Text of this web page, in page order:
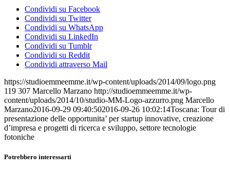
Condividi su Facebook
Condividi su Twitter
Condividi su WhatsApp
Condividi su LinkedIn
Condividi su Tumblr
Condividi su Reddit
Condividi attraverso Mail
https://studioemmeemme.it/wp-content/uploads/2014/09/logo.png
119 307 Marcello Marzano http://studioemmeemme.it/wp-
content/uploads/2014/10/studio-MM-Logo-azzurro.png Marcello
Marzano2016-09-29 09:40:502016-09-26 10:02:14Toscana: Tour di
presentazione delle opportunita’ per startup innovative, creazione
d’impresa e progetti di ricerca e sviluppo, settore tecnologie
fotoniche
Potrebbero interessarti